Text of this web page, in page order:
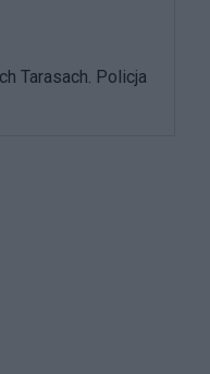
Tarasach. Policja